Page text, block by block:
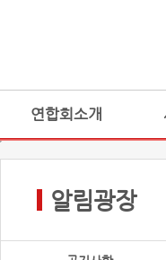
연합회소개
알림광장